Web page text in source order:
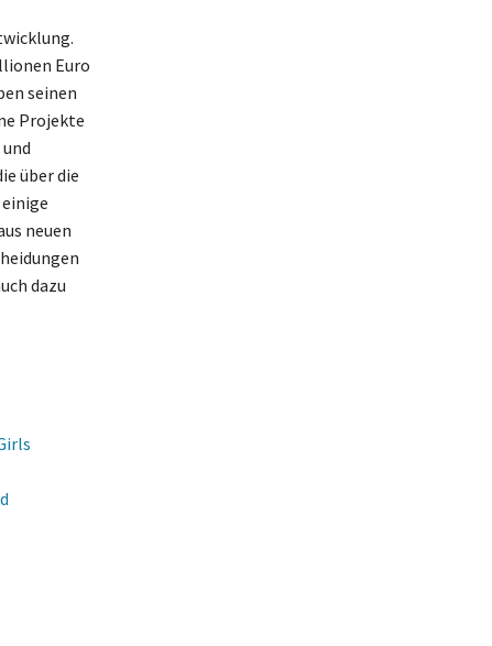
Euro
seinen
Projekte
über die
neuen
dazu